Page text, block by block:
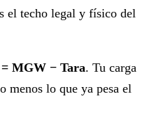
el techo legal y físico del
MGW − Tara. Tu carga
menos lo que ya pesa el